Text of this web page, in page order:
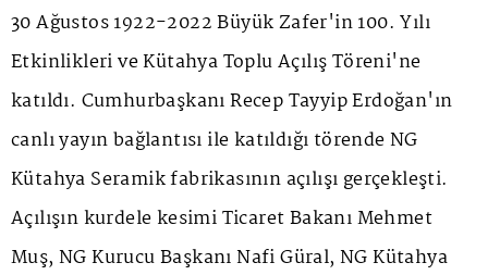
30 Ağustos 1922-2022 Büyük Zafer'in 100. Yılı
Etkinlikleri ve Kütahya Toplu Açılış Töreni'ne
katıldı. Cumhurbaşkanı Recep Tayyip Erdoğan'ın
canlı yayın bağlantısı ile katıldığı törende NG
Kütahya Seramik fabrikasının açılışı gerçekleşti.
Açılışın kurdele kesimi Ticaret Bakanı Mehmet
Muş, NG Kurucu Başkanı Nafi Güral, NG Kütahya